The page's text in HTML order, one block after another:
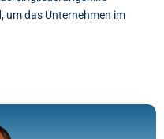
um das Unternehmen im